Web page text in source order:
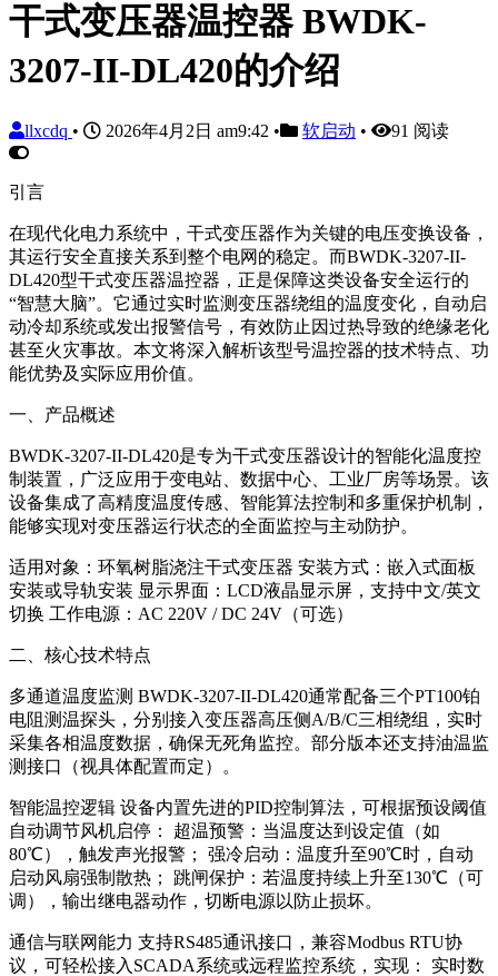
干式变压器温控器 BWDK-
3207-II-DL420的介绍
llxcdq • 2026年4月2日 am9:42 • 软启动 • 91 阅读
引言
在现代化电力系统中，干式变压器作为关键的电压变换设备，
其运行安全直接关系到整个电网的稳定。而BWDK-3207-II-
DL420型干式变压器温控器，正是保障这类设备安全运行的
“智慧大脑”。它通过实时监测变压器绕组的温度变化，自动启
动冷却系统或发出报警信号，有效防止因过热导致的绝缘老化
甚至火灾事故。本文将深入解析该型号温控器的技术特点、功
能优势及实际应用价值。
一、产品概述
BWDK-3207-II-DL420是专为干式变压器设计的智能化温度控
制装置，广泛应用于变电站、数据中心、工业厂房等场景。该
设备集成了高精度温度传感、智能算法控制和多重保护机制，
能够实现对变压器运行状态的全面监控与主动防护。
适用对象：环氧树脂浇注干式变压器 安装方式：嵌入式面板
安装或导轨安装 显示界面：LCD液晶显示屏，支持中文/英文
切换 工作电源：AC 220V / DC 24V（可选）
二、核心技术特点
多通道温度监测 BWDK-3207-II-DL420通常配备三个PT100铂
电阻测温探头，分别接入变压器高压侧A/B/C三相绕组，实时
采集各相温度数据，确保无死角监控。部分版本还支持油温监
测接口（视具体配置而定）。
智能温控逻辑 设备内置先进的PID控制算法，可根据预设阈值
自动调节风机启停： 超温预警：当温度达到设定值（如
80℃），触发声光报警； 强冷启动：温度升至90℃时，自动
启动风扇强制散热； 跳闸保护：若温度持续上升至130℃（可
调），输出继电器动作，切断电源以防止损坏。
通信与联网能力 支持RS485通讯接口，兼容Modbus RTU协
议，可轻松接入SCADA系统或远程监控系统，实现： 实时数